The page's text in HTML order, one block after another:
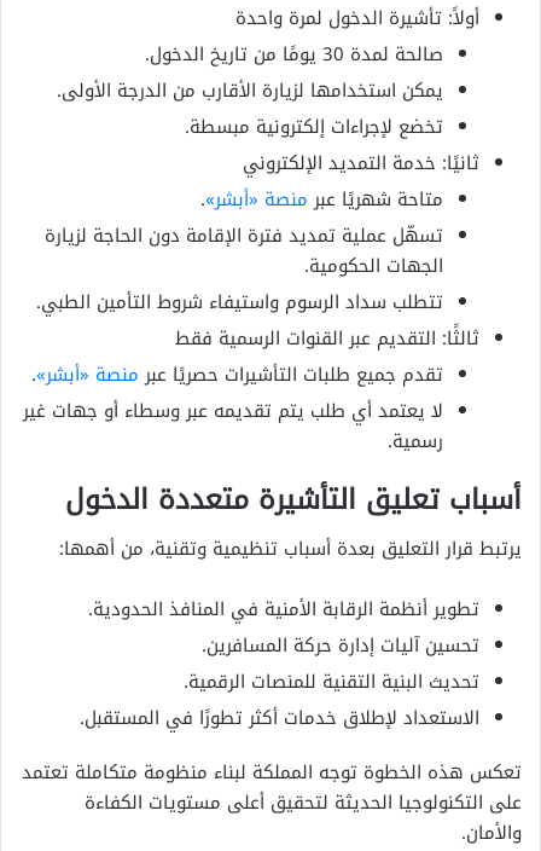
أولاً: تأشيرة الدخول لمرة واحدة
صالحة لمدة 30 يومًا من تاريخ الدخول.
يمكن استخدامها لزيارة الأقارب من الدرجة الأولى.
تخضع لإجراءات إلكترونية مبسطة.
ثانيًا: خدمة التمديد الإلكتروني
متاحة شهريًا عبرمنصة «أبشر».
تسهّل عملية تمديد فترة الإقامة دون الحاجة لزيارة
الجهات الحكومية.
تتطلب سداد الرسوم واستيفاء شروط التأمين الطبي.
ثالثًا: التقديم عبر القنوات الرسمية فقط
تقدم جميع طلبات التأشيرات حصريًا عبرمنصة «أبشر».
لا يعتمد أي طلب يتم تقديمه عبر وسطاء أو جهات غير
رسمية.
أسباب تعليق التأشيرة متعددة الدخول
يرتبط قرار التعليق بعدة أسباب تنظيمية وتقنية، من أهمها:
تطوير أنظمة الرقابة الأمنية في المنافذ الحدودية.
تحسين آليات إدارة حركة المسافرين.
تحديث البنية التقنية للمنصات الرقمية.
الاستعداد لإطلاق خدمات أكثر تطورًا في المستقبل.
تعكس هذه الخطوة توجه المملكة لبناء منظومة متكاملة تعتمد
على التكنولوجيا الحديثة لتحقيق أعلى مستويات الكفاءة
والأمان.